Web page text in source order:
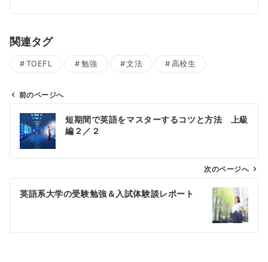
関連タグ
TOEFL 勉強 文法 高校生
ン
前のページへ
短期間で英語をマスターするコツと方法 上級
編２／２
次のページへ
英語系大学の受験勉強＆入試体験談レポート